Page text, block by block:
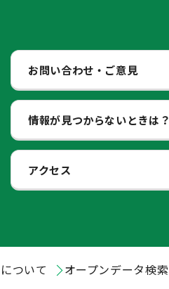
お問い合わせ・ご意見
情報が見つからないときは？
アクセス
ついて オープンデータ検索